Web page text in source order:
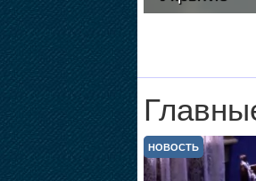
НОВОСТЬ